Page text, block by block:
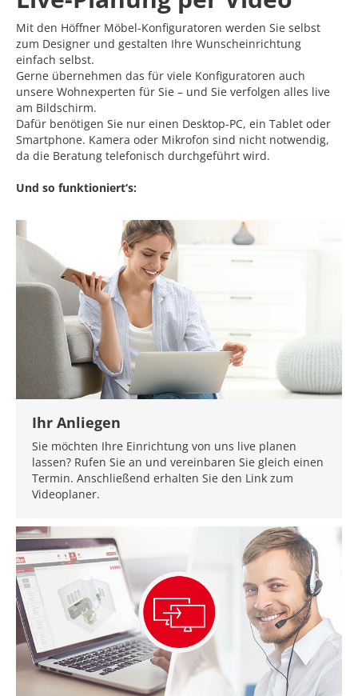
Mit den Höffner Möbel-Konfiguratoren werden Sie selbst
zum Designer und gestalten Ihre Wunscheinrichtung
einfach selbst.
Gerne übernehmen das für viele Konfiguratoren auch
unsere Wohnexperten für Sie – und Sie verfolgen alles live
am Bildschirm.
Dafür benötigen Sie nur einen Desktop-PC, ein Tablet oder
Smartphone. Kamera oder Mikrofon sind nicht notwendig,
da die Beratung telefonisch durchgeführt wird.
Und so funktioniert‘s:
Ihr Anliegen
Sie möchten Ihre Einrichtung von uns live planen
lassen? Rufen Sie an und vereinbaren Sie gleich einen
Termin. Anschließend erhalten Sie den Link zum
Videoplaner.